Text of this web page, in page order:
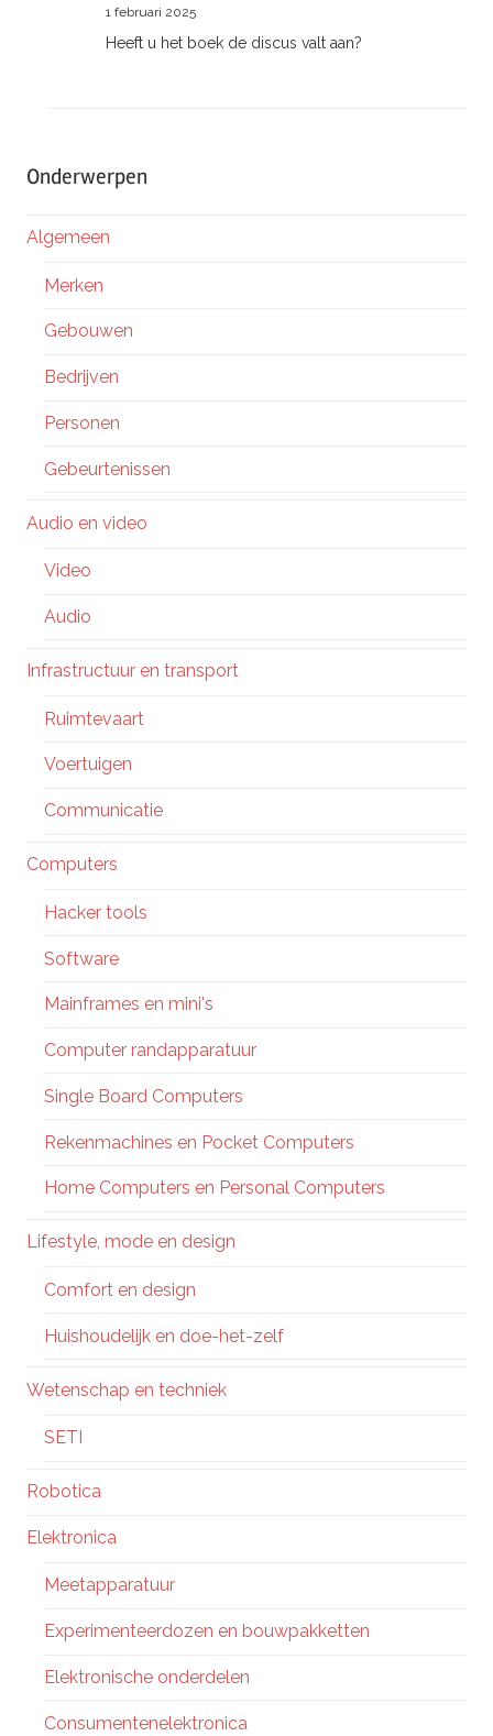
1 februari 2025
Heeft u het boek de discus valt aan?
Onderwerpen
Algemeen
Merken
Gebouwen
Bedrijven
Personen
Gebeurtenissen
Audio en video
Video
Audio
Infrastructuur en transport
Ruimtevaart
Voertuigen
Communicatie
Computers
Hacker tools
Software
Mainframes en mini's
Computer randapparatuur
Single Board Computers
Rekenmachines en Pocket Computers
Home Computers en Personal Computers
Lifestyle, mode en design
Comfort en design
Huishoudelijk en doe-het-zelf
Wetenschap en techniek
SETI
Robotica
Elektronica
Meetapparatuur
Experimenteerdozen en bouwpakketten
Elektronische onderdelen
Consumentenelektronica